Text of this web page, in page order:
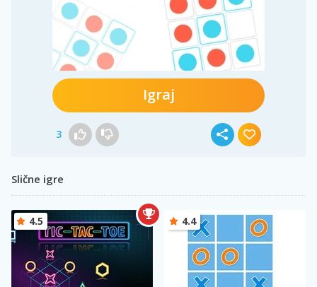
Igraj
3
Slične igre
4.5 4.4